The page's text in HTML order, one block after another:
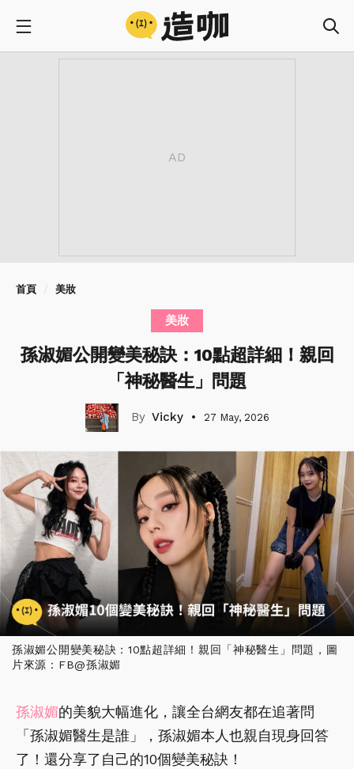
首頁 美妝
美妝
孫淑媚公開變美秘訣：10點超詳細！親回
「神秘醫生」問題
Vicky 27 May, 2026
孫淑媚公開變美秘訣：10點超詳細！親回「神秘醫生」問題，圖
片來源：FB@孫淑媚
孫淑媚的美貌大幅進化，讓全台網友都在追著問
「孫淑媚醫生是誰」，孫淑媚本人也親自現身回答
了！還分享了自己的10個變美秘訣！